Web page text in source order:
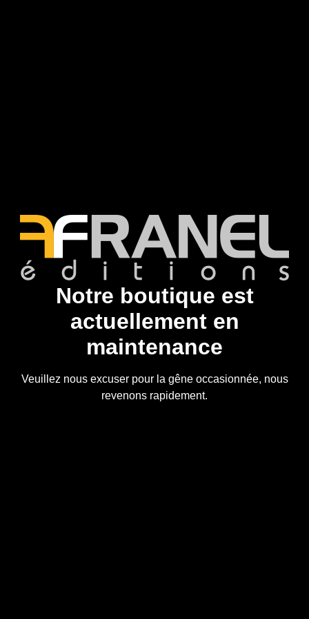
Notre boutique est
actuellement en
maintenance
Veuillez nous excuser pour la gêne occasionnée, nous
revenons rapidement.